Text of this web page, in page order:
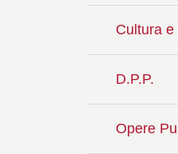
Cultura e
D.P.P.
Opere